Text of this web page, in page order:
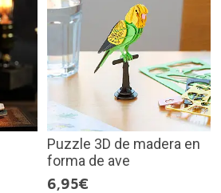
Puzzle 3D de madera en
forma de ave
6,95€